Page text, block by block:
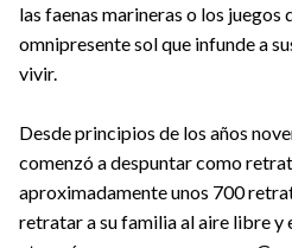
las faenas marineras o los juegos
omnipresente sol que infunde a
vivir.
Desde principios de los años
comenzó a despuntar como
aproximadamente unos 700
retratar a su familia al aire libre y